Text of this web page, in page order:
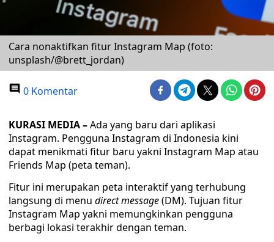
Cara nonaktifkan fitur Instagram Map (foto:
unsplash/@brett_jordan)
0 Komentar
KURASI MEDIA –Ada yang baru dari aplikasi
Instagram. Pengguna Instagram di Indonesia kini
dapat menikmati fitur baru yakni Instagram Map atau
Friends Map (peta teman).
Fitur ini merupakan peta interaktif yang terhubung
langsung di menu direct message(DM). Tujuan fitur
Instagram Map yakni memungkinkan pengguna
berbagi lokasi terakhir dengan teman.